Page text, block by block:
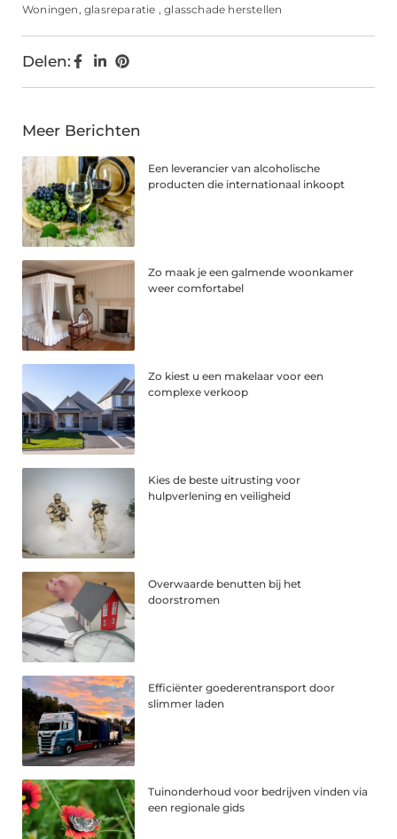
Woningen,glasreparatie ,glasschade herstellen
Delen:
Meer Berichten
Een leverancier van alcoholische
producten die internationaal inkoopt
Zo maak je een galmende woonkamer
weer comfortabel
Zo kiest u een makelaar voor een
complexe verkoop
Kies de beste uitrusting voor
hulpverlening en veiligheid
Overwaarde benutten bij het
doorstromen
Efficiënter goederentransport door
slimmer laden
Tuinonderhoud voor bedrijven vinden via
een regionale gids